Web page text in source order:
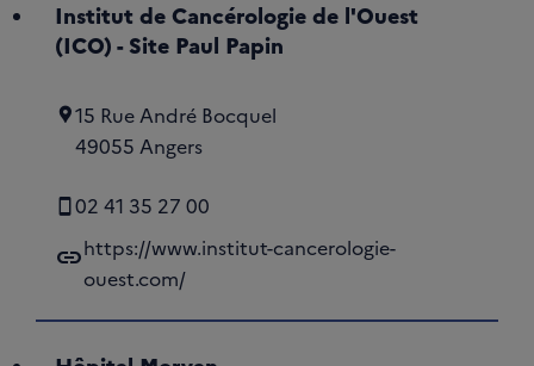
Institut de Cancérologie de l'Ouest
(ICO) - Site Paul Papin
15 Rue André Bocquel
49055 Angers
02 41 35 27 00
linkhttps://www.institut-cancerologie-
ouest.com/